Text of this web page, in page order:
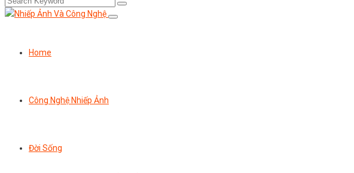
Home
Công Nghệ Nhiếp Ảnh
Đời Sống